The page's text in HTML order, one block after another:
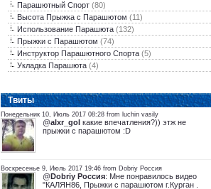
Парашютный Спорт (80)
Высота Прыжка с Парашютом (11)
Использование Парашюта (132)
Прыжки с Парашютом (74)
Инструктор Парашютного Спорта (5)
Укладка Парашюта (4)
Tвиты
Понедельник 10, Июль 2017 08:28 from luchin vasily
@alxr_gol какие впечатления?)) этж не
прыжки с парашютом :D
Воскресенье 9, Июль 2017 19:46 from Dobriy Россия
@Dobriy Россия: Мне понравилось видео
"КАЛЯН86, Прыжки с парашютом г.Курган .